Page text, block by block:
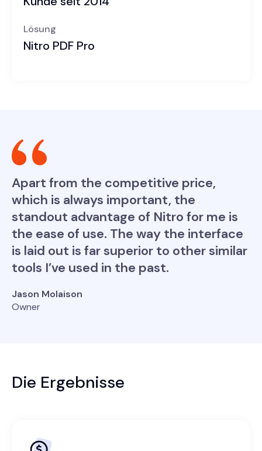
Lösung
Nitro PDF Pro
Apart from the competitive price,
which is always important, the
standout advantage of Nitro for me is
the ease of use. The way the interface
is laid out is far superior to other similar
tools I’ve used in the past.
Jason Molaison
Owner
Die Ergebnisse